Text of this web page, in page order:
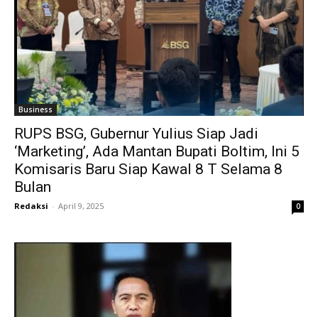
Business
RUPS BSG, Gubernur Yulius Siap Jadi
‘Marketing’, Ada Mantan Bupati Boltim, Ini 5
Komisaris Baru Siap Kawal 8 T Selama 8
Bulan
Redaksi - April 9, 2025 0